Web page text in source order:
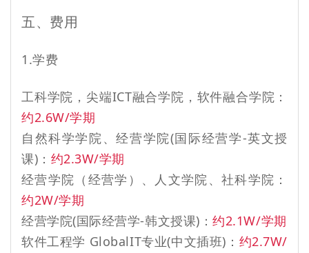
五、费用
1.学费
工科学院，尖端ICT融合学院，软件融合学院：
约2.6W/学期
自然科学学院、经营学院(国际经营学-英文授
课)： 约2.3W/学期
经营学院（经营学）、人文学院、社科学院：
约2W/学期
经营学院(国际经营学-韩文授课)：约2.1W/学期
软件工程学 GlobalIT专业(中文插班)： 约2.7W/